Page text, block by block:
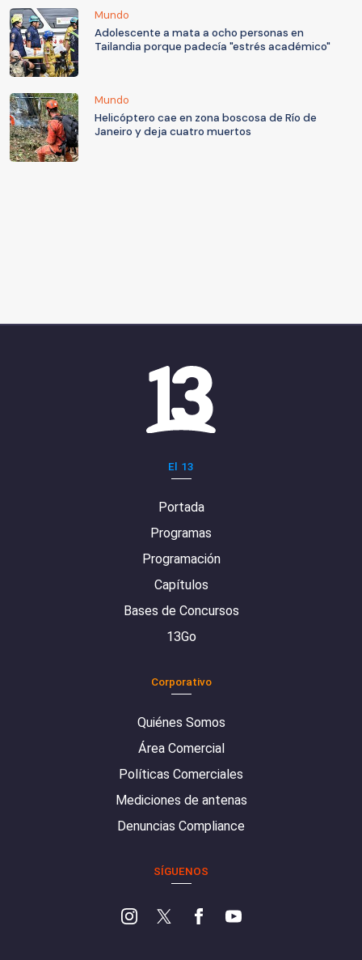
Mundo
Adolescente a mata a ocho personas en
Tailandia porque padecía "estrés académico"
Mundo
Helicóptero cae en zona boscosa de Río de
Janeiro y deja cuatro muertos
El 13
Portada
Programas
Programación
Capítulos
Bases de Concursos
13Go
Corporativo
Quiénes Somos
Área Comercial
Políticas Comerciales
Mediciones de antenas
Denuncias Compliance
SÍGUENOS